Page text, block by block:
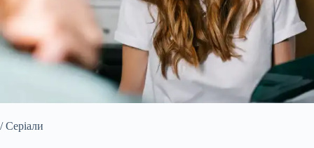
/ Серіали